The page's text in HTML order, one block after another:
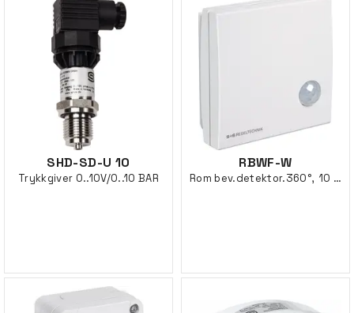
SHD-SD-U 10
Trykkgiver 0..10V/0..10 BAR
RBWF-W
Rom bev.detektor.360°, 10 m, circular